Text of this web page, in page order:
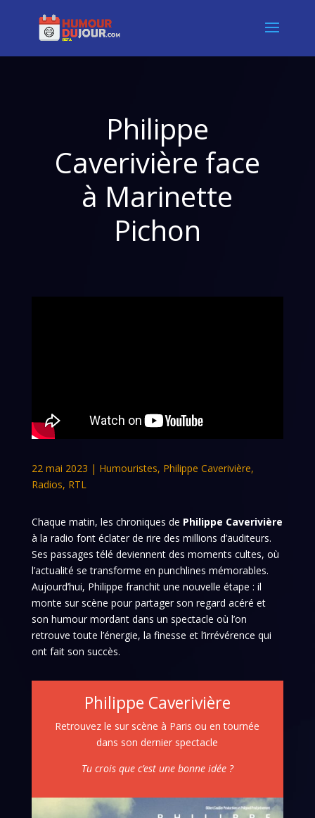
Philippe
Caverivière face
à Marinette
Pichon
22 mai 2023 | Humouristes, Philippe Caverivière,
Radios, RTL
Chaque matin, les chroniques de Philippe Caverivière
à la radio font éclater de rire des millions d’auditeurs.
Ses passages télé deviennent des moments cultes, où
l’actualité se transforme en punchlines mémorables.
Aujourd’hui, Philippe franchit une nouvelle étape : il
monte sur scène pour partager son regard acéré et
son humour mordant dans un spectacle où l’on
retrouve toute l’énergie, la finesse et l’irrévérence qui
ont fait son succès.
Philippe Caverivière
Retrouvez le sur scène à Paris ou en tournée
dans son dernier spectacle
Tu crois que c’est une bonne idée ?